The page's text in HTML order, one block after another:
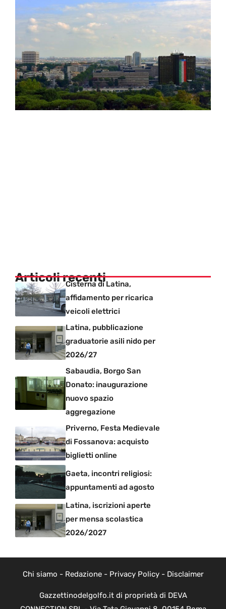
Articoli recenti
Cisterna di Latina,
affidamento per ricarica
veicoli elettrici
Latina, pubblicazione
graduatorie asili nido per
2026/27
Sabaudia, Borgo San
Donato: inaugurazione
nuovo spazio
aggregazione
Priverno, Festa Medievale
di Fossanova: acquisto
biglietti online
Gaeta, incontri religiosi:
appuntamenti ad agosto
Latina, iscrizioni aperte
per mensa scolastica
2026/2027
Chi siamo - Redazione- Privacy Policy- Disclaimer
Gazzettinodelgolfo.it di proprietà di DEVA